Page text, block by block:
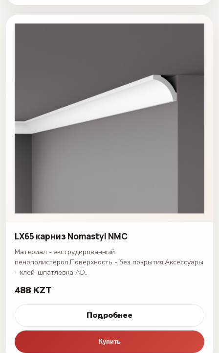
LX65 карниз Nomastyl NMC
Материал - экструдированный
пенополистерол.Поверхность - без покрытия.Аксессуары
- клей-шпатлевка AD..
488 KZT
Подробнее
Купить